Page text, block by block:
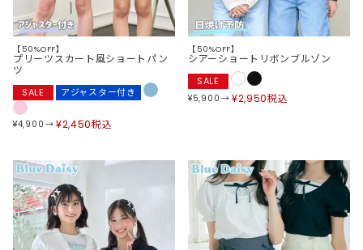
【50%OFF】
プリーツスカート風ショートパン
ツ
SALE アジャスター付き
¥4,900 ¥2,450税込
【50%OFF】
シアーショートリボンブルゾン
SALE
¥5,900 ¥2,950税込